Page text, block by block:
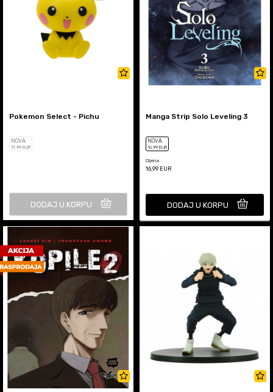
Pokemon Select - Pichu
NOVA
17,99 EUR
DODAJ U KORPU
Manga Strip Solo Leveling 3
NOVA
16,99 EUR
Cijena
16,99 EUR
DODAJ U KORPU